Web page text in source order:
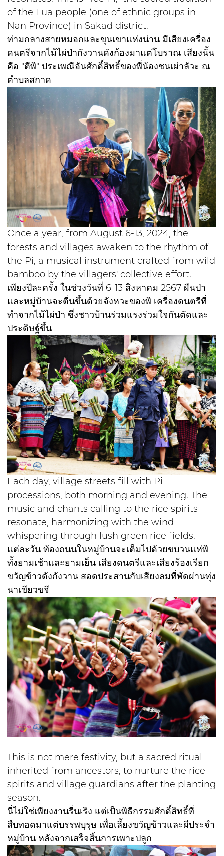
of the Lua people (one of ethnic groups in
Nan Province) in Sakad district.
ท่ามกลางสายหมอกและขุนเขาแห่งน่าน มีเสียงเครื่อง
ดนตรีจากไม้ไผ่ป่ากังวานดังก้องมาแต่โบราณ เสียงนั้น
คือ "ตีพิ" ประเพณีอันศักดิ์สิทธิ์ของพี่น้องชนเผ่าลัวะ ณ
ตำบลสกาด
Once a year, from August 6-13, 2024, the
forests and villages awaken to the rhythm of
the Pi, a musical instrument crafted from wild
bamboo by the villagers' collective effort.
เพียงปีละครั้ง ในช่วงวันที่ 6-13 สิงหาคม 2567 ผืนป่า
และหมู่บ้านจะตื่นขึ้นด้วยจังหวะของพิ เครื่องดนตรีที่
ทำจากไม้ไผ่ป่า ซึ่งชาวบ้านร่วมแรงร่วมใจกันตัดและ
ประดิษฐ์ขึ้น
Each day, village streets fill with Pi
processions, both morning and evening. The
music and chants calling to the rice spirits
resonate, harmonizing with the wind
whispering through lush green rice fields.
แต่ละวัน ท้องถนนในหมู่บ้านจะเต็มไปด้วยขบวนแห่พิ
ทั้งยามเช้าและยามเย็น เสียงดนตรีและเสียงร้องเรียก
ขวัญข้าวดังกังวาน สอดประสานกับเสียงลมที่พัดผ่านทุ่ง
นาเขียวขจี
This is not mere festivity, but a sacred ritual
inherited from ancestors, to nurture the rice
spirits and village guardians after the planting
season.
นี่ไม่ใช่เพียงงานรื่นเริง แต่เป็นพิธีกรรมศักดิ์สิทธิ์ที่
สืบทอดมาแต่บรรพบุรุษ เพื่อเลี้ยงขวัญข้าวและผีประจำ
หมู่บ้าน หลังจากเสร็จสิ้นการเพาะปลูก